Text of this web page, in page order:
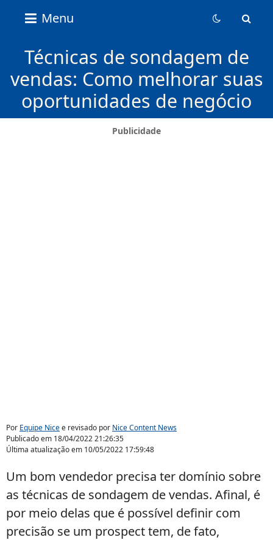
Content Menu
Técnicas de sondagem de
vendas: Como melhorar suas
oportunidades de negócio
Por Equipe Nicee revisado por Nice Content News
Publicado em 18/04/2022 21:26:35
Última atualização em 10/05/2022 17:59:48
Um bom vendedor precisa ter domínio sobre
as técnicas de sondagem de vendas. Afinal, é
por meio delas que é possível definir com
precisão se um prospect tem, de fato,